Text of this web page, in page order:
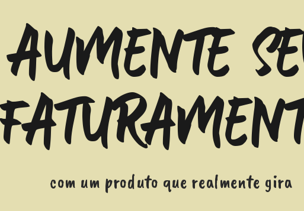
AUMENTE
com um produto que realmente gira